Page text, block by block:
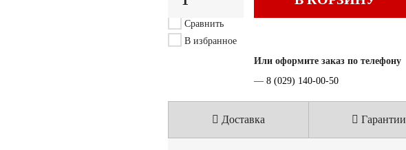
Сравнить
В избранное
Или оформите заказ по телефону
— 8 (029) 140-00-50
Доставка Гарантии